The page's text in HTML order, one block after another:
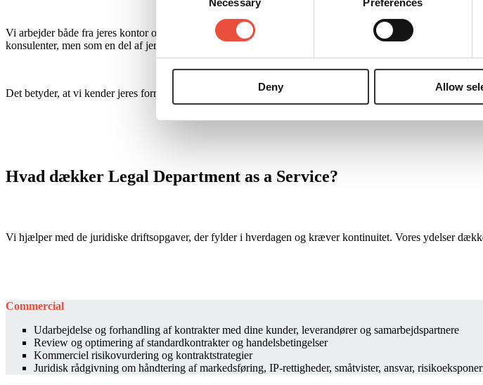
Deny Allow
Vi arbejder både fra jeres kontor og med afstemtsvartid, afhængigt af hvad der giver mest mening
konsulenter, men som en del af jeres team.
Det betyder, at vi kender jeres forretning, jeres udfordringerog jeres kultur – og dermed kan etage
Hvad dækker Legal Department as a Service?
Vi hjælper med de juridiske driftsopgaver, der fylder i hverdagen og kræver kontinuitet. Vores ydelser
Commercial
Udarbejdelse og forhandling af kontrakter med dine kunder, leverandører og samarbejdspartnere
Review og optimering af standardkontrakterog handelsbetingelser
Kommerciel risikovurdering og kontraktstrategier
Juridisk rådgivning om håndtering afmarkedsføring, IP-rettigheder, småtvister, ansvar,